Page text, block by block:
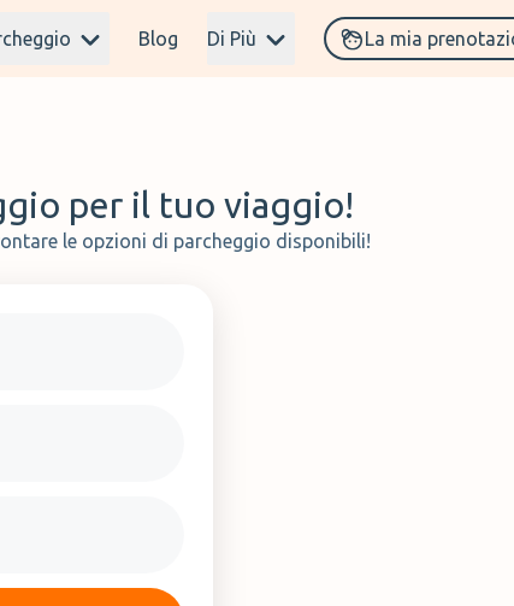
Blog Di Più La mia
per il tuo viaggio!
le opzioni di parcheggio disponibili!